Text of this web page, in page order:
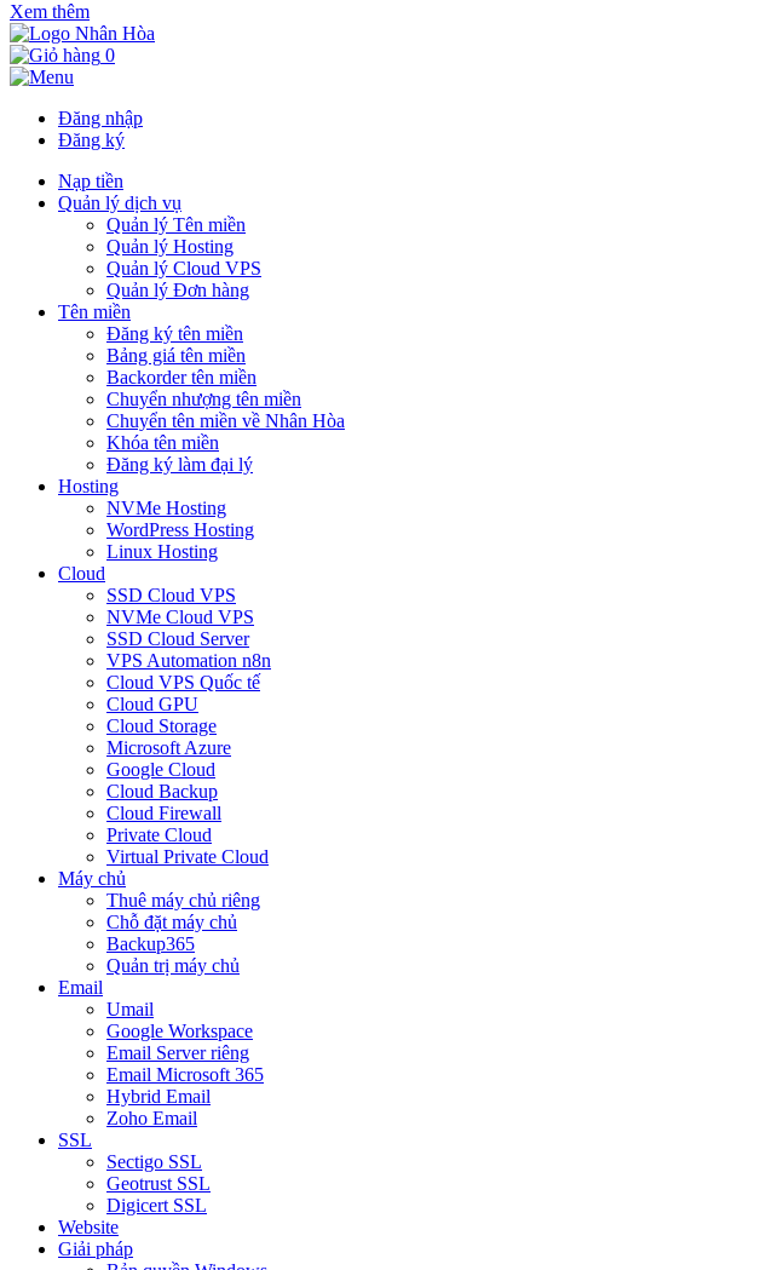
Xem thêm
0
Đăng nhập
Đăng ký
Nạp tiền
Quản lý dịch vụ
Quản lý Tên miền
Quản lý Hosting
Quản lý Cloud VPS
Quản lý Đơn hàng
Tên miền
Đăng ký tên miền
Bảng giá tên miền
Backorder tên miền
Chuyển nhượng tên miền
Chuyển tên miền về Nhân Hòa
Khóa tên miền
Đăng ký làm đại lý
Hosting
NVMe Hosting
WordPress Hosting
Linux Hosting
Cloud
SSD Cloud VPS
NVMe Cloud VPS
SSD Cloud Server
VPS Automation n8n
Cloud VPS Quốc tế
Cloud GPU
Cloud Storage
Microsoft Azure
Google Cloud
Cloud Backup
Cloud Firewall
Private Cloud
Virtual Private Cloud
Máy chủ
Thuê máy chủ riêng
Chỗ đặt máy chủ
Backup365
Quản trị máy chủ
Email
Umail
Google Workspace
Email Server riêng
Email Microsoft 365
Hybrid Email
Zoho Email
SSL
Sectigo SSL
Geotrust SSL
Digicert SSL
Website
Giải pháp